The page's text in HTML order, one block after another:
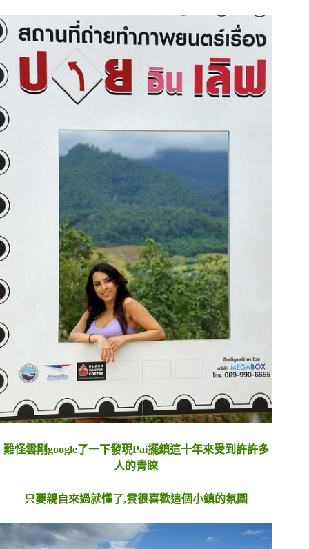
難怪雲剛google了一下發現Pai擺鎮這十年來受到許許多
人的青睞
只要親自來過就懂了,雲很喜歡這個小鎮的氛圍